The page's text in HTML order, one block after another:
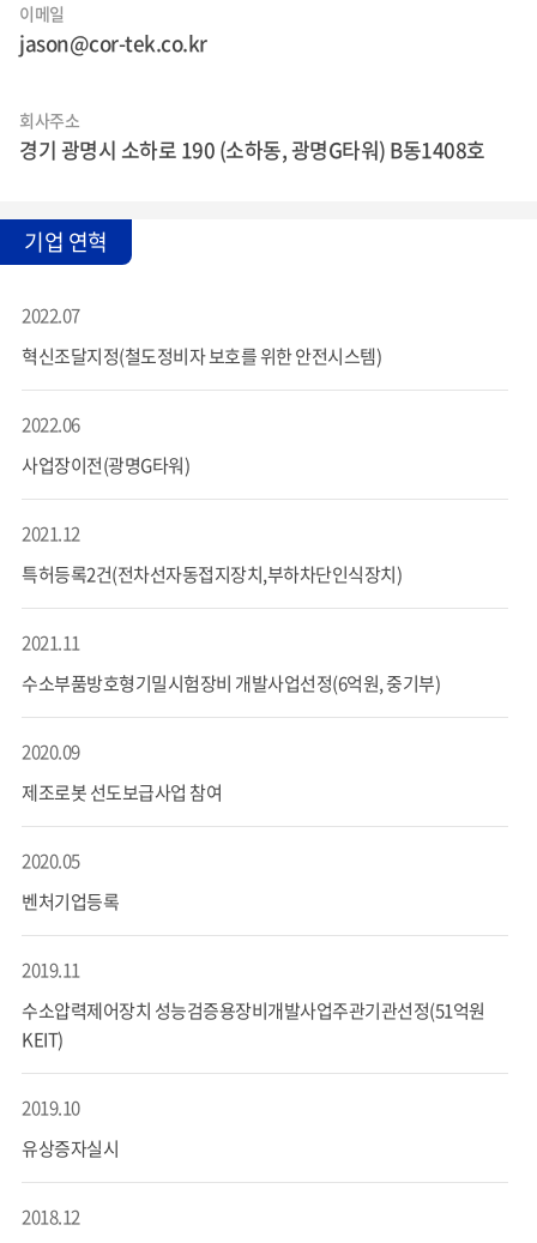
이메일
jason@cor-tek.co.kr
회사주소
경기 광명시 소하로 190 (소하동, 광명G타워) B동1408호
기업 연혁
2022.07
혁신조달지정(철도정비자 보호를 위한 안전시스템)
2022.06
사업장이전(광명G타워)
2021.12
특허등록2건(전차선자동접지장치,부하차단인식장치)
2021.11
수소부품방호형기밀시험장비 개발사업선정(6억원, 중기부)
2020.09
제조로봇 선도보급사업 참여
2020.05
벤처기업등록
2019.11
수소압력제어장치 성능검증용장비개발사업주관기관선정(51억원
KEIT)
2019.10
유상증자실시
2018.12